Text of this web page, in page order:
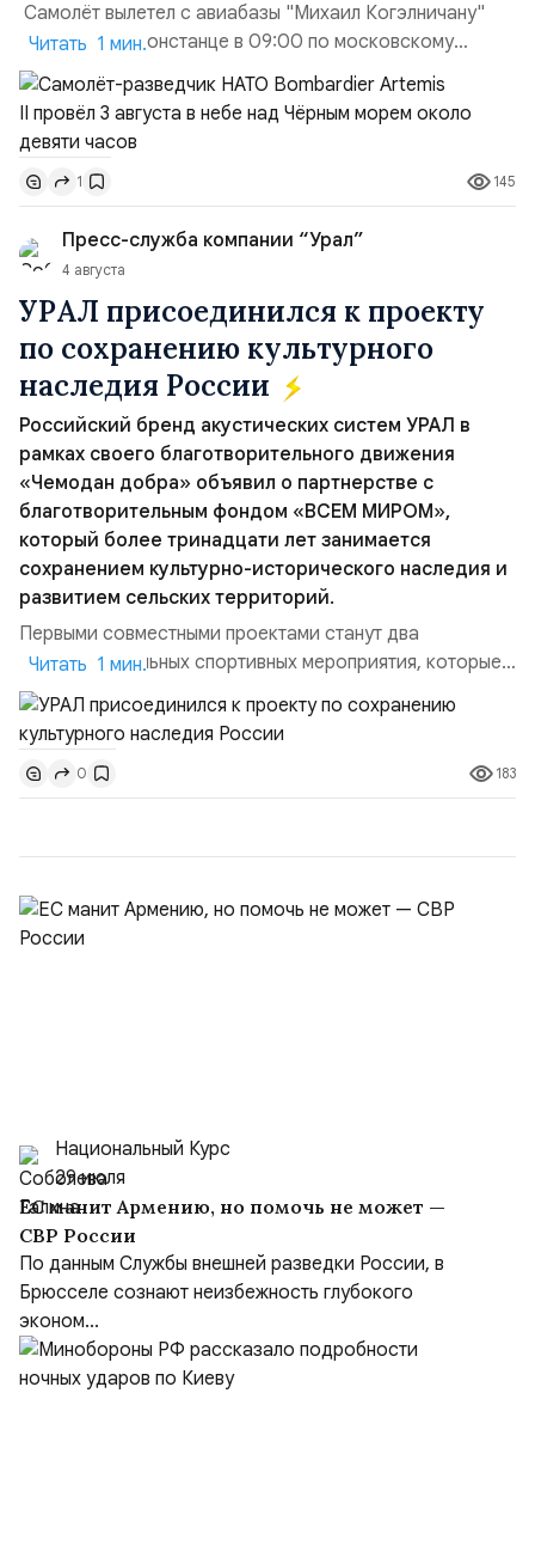
Самолёт вылетел с авиабазы "Михаил Когэлничану"
в румынской Констанце в 09:00 по московскому
времени и направился по прямой к турецко-грузинской
границе. На базу самолёт вернулся после 18 часов,
совершив три облёта примерно по одной
траектории.Не исключено, что Artemis II участвовал в
наведени...
Читать 1 мин.
1 145
Пресс-служба компании “Урал”
4 августа
УРАЛ присоединился к проекту
по сохранению культурного
наследия России
Российский бренд акустических систем УРАЛ в
рамках своего благотворительного движения
«Чемодан добра» объявил о партнерстве с
благотворительным фондом «ВСЕМ МИРОМ»,
который более тринадцати лет занимается
сохранением культурно-исторического наследия и
развитием сельских территорий.
Первыми совместными проектами станут два
благотворительных спортивных мероприятия, которые
пройдут в августе в Ивановской области и объединят
жителей региона, волонтеров и участников со всей
страны. Для УРАЛ это продолжение философии
бренда, основанной на развитии российского
производства и продвижении русского звука.
Читать 1 мин.
0 183
Национальный Курс
29 июля
ЕС манит Армению, но помочь не может —
СВР России
По данным Службы внешней разведки России, в
Брюсселе сознают неизбежность глубокого
эконом...